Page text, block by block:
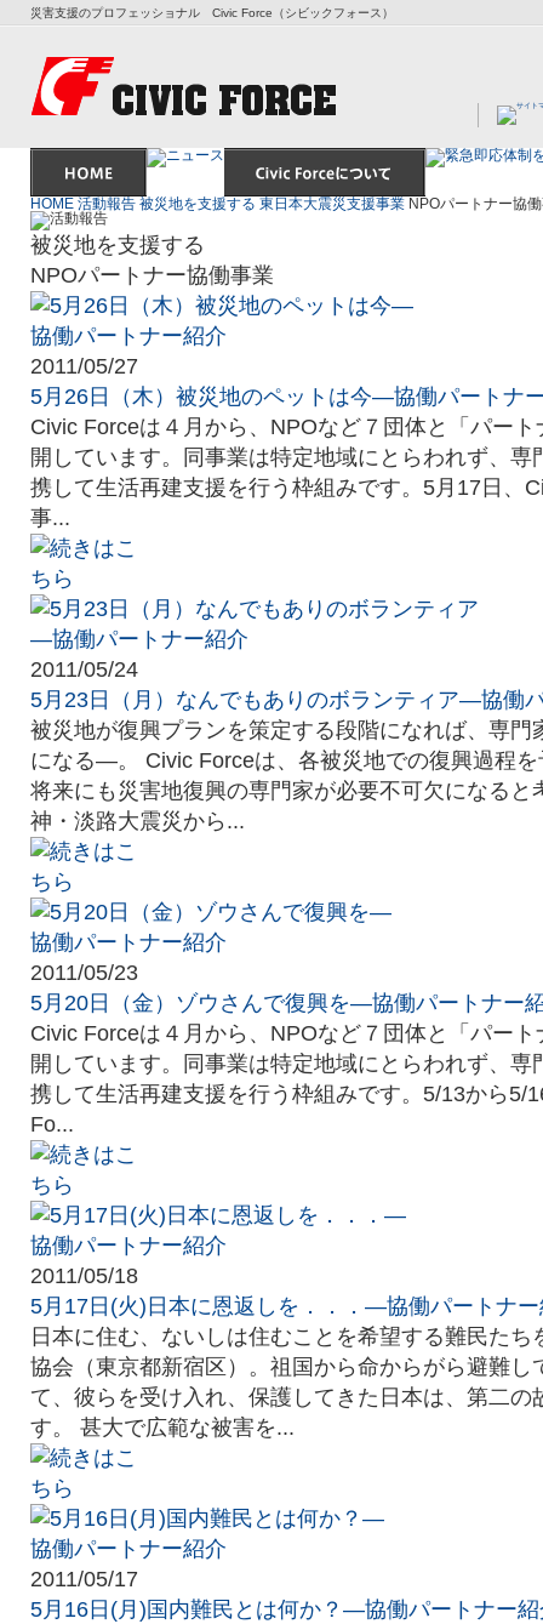
災害支援のプロフェッショナル Civic Force（シビックフォース）
HOME 活動報告 被災地を支援する 東日本大震災支援事業 NPOパートナー協
被災地を支援する
NPOパートナー協働事業
2011/05/27
5月26日（木）被災地のペットは今―協働パートナ
Civic Forceは４月から、NPOなど７団体と「パー
開しています。同事業は特定地域にとらわれず、専
携して生活再建支援を行う枠組みです。5月17日、
事...
2011/05/24
5月23日（月）なんでもありのボランティア―協働
被災地が復興プランを策定する段階になれば、専門
になる―。 Civic Forceは、各被災地での復興過程
将来にも災害地復興の専門家が必要不可欠になると
神・淡路大震災から...
2011/05/23
5月20日（金）ゾウさんで復興を―協働パートナー
Civic Forceは４月から、NPOなど７団体と「パー
開しています。同事業は特定地域にとらわれず、専
携して生活再建支援を行う枠組みです。5/13から5/
Fo...
2011/05/18
5月17日(火)日本に恩返しを．．．―協働パートナ
日本に住む、ないしは住むことを希望する難民たち
協会（東京都新宿区）。祖国から命からがら避難し
て、彼らを受け入れ、保護してきた日本は、第二の
す。 甚大で広範な被害を...
2011/05/17
5月16日(月)国内難民とは何か？―協働パートナー